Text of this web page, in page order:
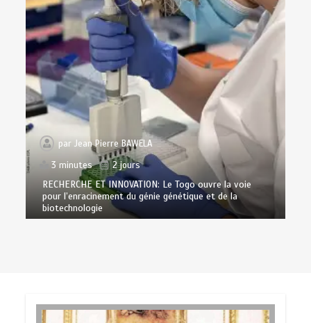
parJean Pierre BAWELA
3 minutes
2 jours
RECHERCHE ET INNOVATION: Le Togo ouvre la voie
pour l’enracinement du génie génétique et de la
biotechnologie